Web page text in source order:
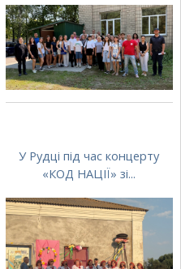
У Рудці під час концерту
«КОД НАЦІЇ» зі...